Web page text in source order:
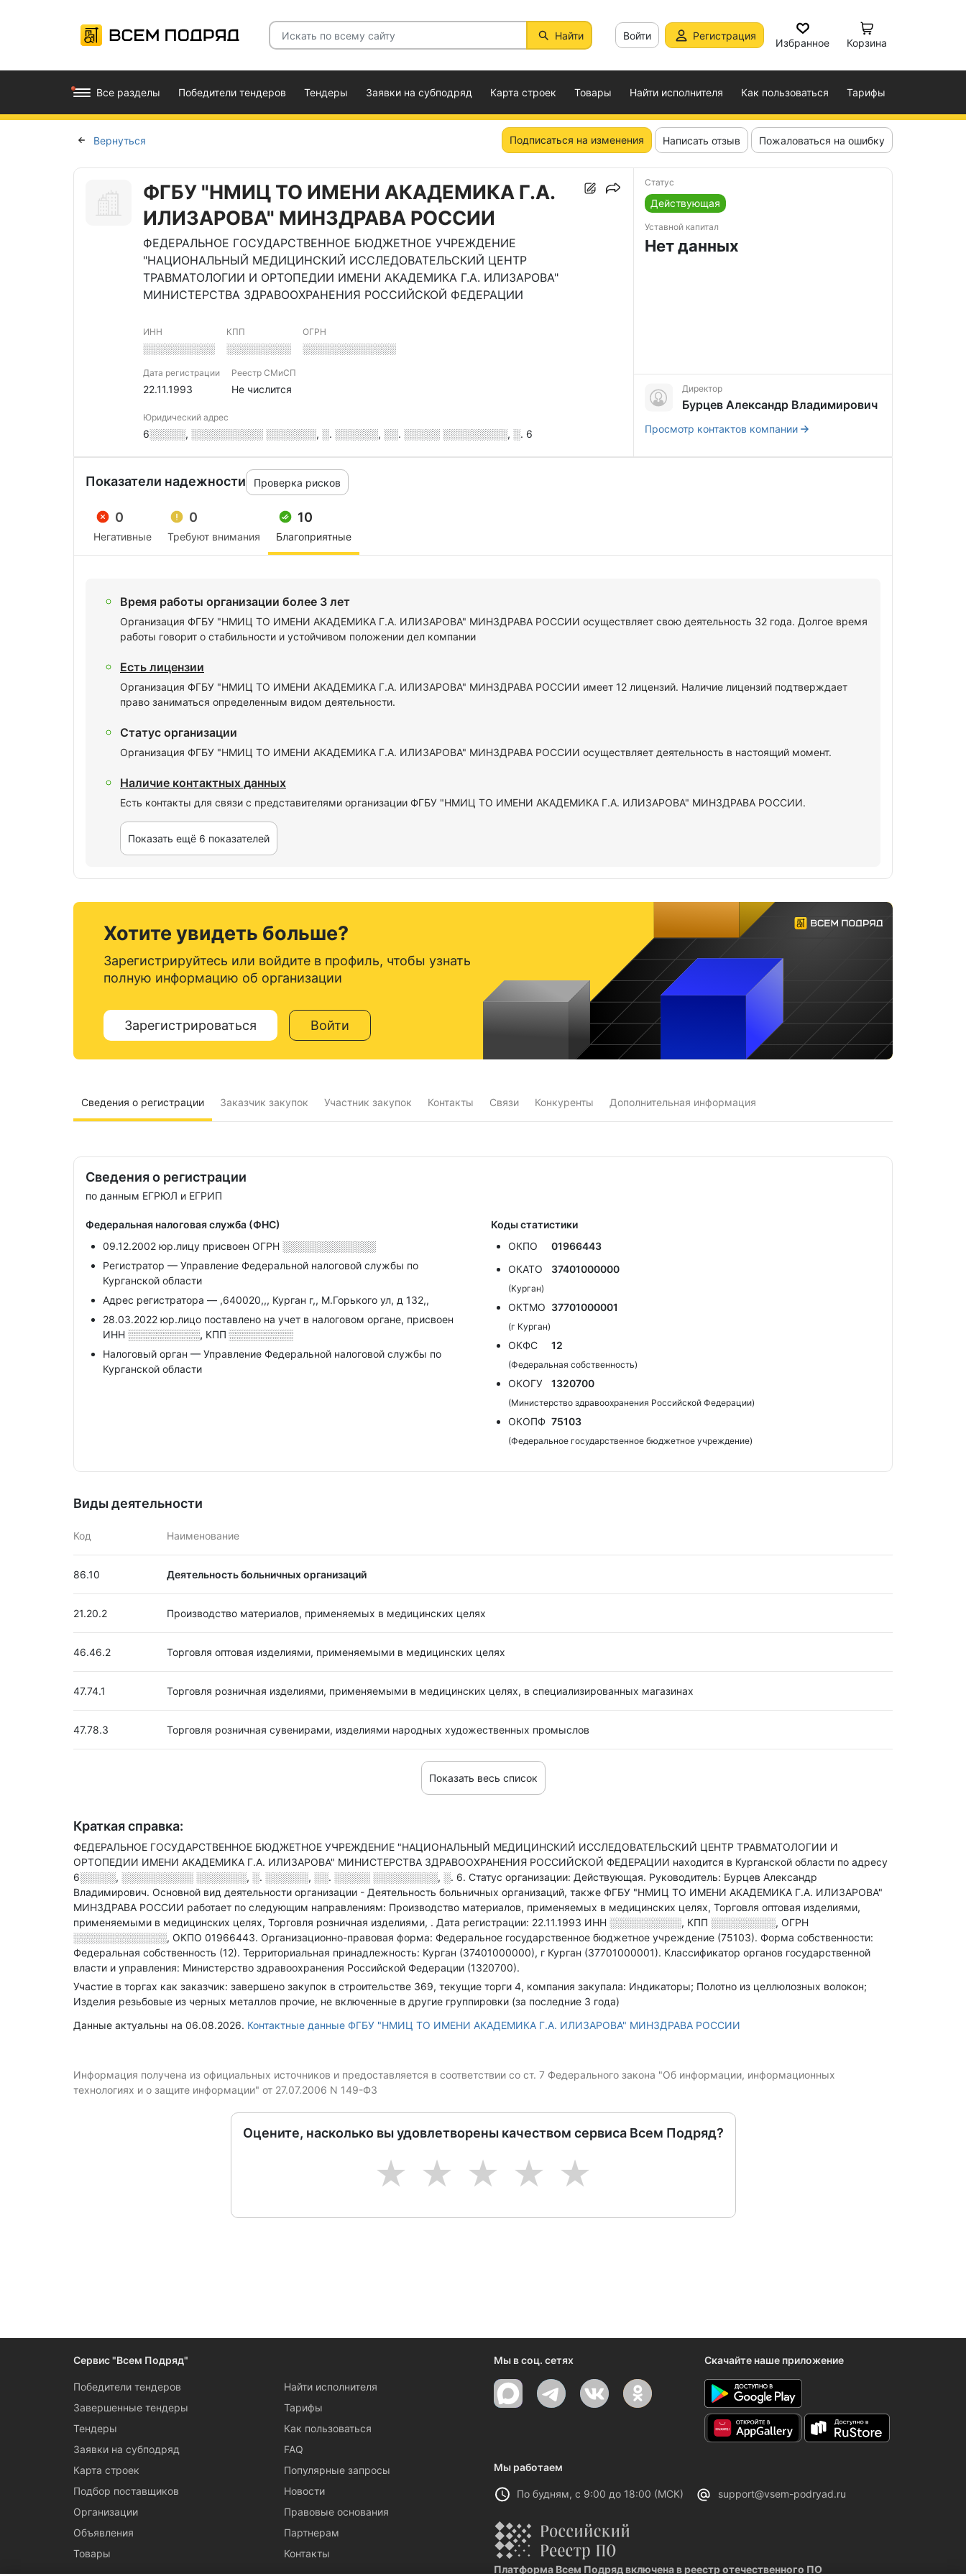
Найти Войти Регистрация
Избранное Корзина
Все разделы Победители тендеров Тендеры Заявки на субподряд Карта строек Товары Найти исполнителя Как пользоваться Тарифы
Вернуться Подписаться на изменения Написать отзыв Пожаловаться на ошибку
ФГБУ "НМИЦ ТО ИМЕНИ АКАДЕМИКА Г.А.
ИЛИЗАРОВА" МИНЗДРАВА РОССИИ
ФЕДЕРАЛЬНОЕ ГОСУДАРСТВЕННОЕ БЮДЖЕТНОЕ УЧРЕЖДЕНИЕ
"НАЦИОНАЛЬНЫЙ МЕДИЦИНСКИЙ ИССЛЕДОВАТЕЛЬСКИЙ ЦЕНТР
ТРАВМАТОЛОГИИ И ОРТОПЕДИИ ИМЕНИ АКАДЕМИКА Г.А. ИЛИЗАРОВА"
МИНИСТЕРСТВА ЗДРАВООХРАНЕНИЯ РОССИЙСКОЙ ФЕДЕРАЦИИ
ИНН
░░░░░░░░░░
КПП
░░░░░░░░░
ОГРН
░░░░░░░░░░░░░
Дата регистрации
22.11.1993
Реестр СМиСП
Не числится
Юридический адрес
6░░░░░, ░░░░░░░░░░ ░░░░░░░, ░. ░░░░░░, ░░. ░░░░░ ░░░░░░░░░, ░. 6
Статус
Действующая
Уставной капитал
Нет данных
Директор
Бурцев Александр Владимирович
Просмотр контактов компании
Показатели надежности Проверка рисков
0
Негативные
0
Требуют внимания
10
Благоприятные
Время работы организации более 3 лет
Организация ФГБУ "НМИЦ ТО ИМЕНИ АКАДЕМИКА Г.А. ИЛИЗАРОВА" МИНЗДРАВА РОССИИ осуществляет свою деятельность 32 года. Долгое время
работы говорит о стабильности и устойчивом положении дел компании
Есть лицензии
Организация ФГБУ "НМИЦ ТО ИМЕНИ АКАДЕМИКА Г.А. ИЛИЗАРОВА" МИНЗДРАВА РОССИИ имеет 12 лицензий. Наличие лицензий подтверждает
право заниматься определенным видом деятельности.
Статус организации
Организация ФГБУ "НМИЦ ТО ИМЕНИ АКАДЕМИКА Г.А. ИЛИЗАРОВА" МИНЗДРАВА РОССИИ осуществляет деятельность в настоящий момент.
Наличие контактных данных
Есть контакты для связи с представителями организации ФГБУ "НМИЦ ТО ИМЕНИ АКАДЕМИКА Г.А. ИЛИЗАРОВА" МИНЗДРАВА РОССИИ.
Показать ещё 6 показателей
Хотите увидеть больше?
Зарегистрируйтесь или войдите в профиль, чтобы узнать
полную информацию об организации
Зарегистрироваться Войти
Сведения о регистрации Заказчик закупок Участник закупок Контакты Связи Конкуренты Дополнительная информация
Сведения о регистрации
по данным ЕГРЮЛ и ЕГРИП
Федеральная налоговая служба (ФНС)
09.12.2002 юр.лицу присвоен ОГРН ░░░░░░░░░░░░░
Регистратор — Управление Федеральной налоговой службы по
Курганской области
Адрес регистратора — ,640020,,, Курган г,, М.Горького ул, д 132,,
28.03.2022 юр.лицо поставлено на учет в налоговом органе, присвоен
ИНН ░░░░░░░░░░, КПП ░░░░░░░░░
Налоговый орган — Управление Федеральной налоговой службы по
Курганской области
Коды статистики
ОКПО
01966443
ОКАТО
37401000000
(Курган)
ОКТМО 37701000001
(г Курган)
ОКФС 12
(Федеральная собственность)
ОКОГУ 1320700
(Министерство здравоохранения Российской Федерации)
ОКОПФ 75103
(Федеральное государственное бюджетное учреждение)
Виды деятельности
Код Наименование
86.10 Деятельность больничных организаций
21.20.2 Производство материалов, применяемых в медицинских целях
46.46.2 Торговля оптовая изделиями, применяемыми в медицинских целях
47.74.1 Торговля розничная изделиями, применяемыми в медицинских целях, в специализированных магазинах
47.78.3 Торговля розничная сувенирами, изделиями народных художественных промыслов
Показать весь список
Краткая справка:
ФЕДЕРАЛЬНОЕ ГОСУДАРСТВЕННОЕ БЮДЖЕТНОЕ УЧРЕЖДЕНИЕ "НАЦИОНАЛЬНЫЙ МЕДИЦИНСКИЙ ИССЛЕДОВАТЕЛЬСКИЙ ЦЕНТР ТРАВМАТОЛОГИИ И
ОРТОПЕДИИ ИМЕНИ АКАДЕМИКА Г.А. ИЛИЗАРОВА" МИНИСТЕРСТВА ЗДРАВООХРАНЕНИЯ РОССИЙСКОЙ ФЕДЕРАЦИИ находится в Курганской области по адресу
6░░░░░, ░░░░░░░░░░ ░░░░░░░, ░. ░░░░░░, ░░. ░░░░░ ░░░░░░░░░, ░. 6. Статус организации: Действующая. Руководитель: Бурцев Александр
Владимирович. Основной вид деятельности организации - Деятельность больничных организаций, также ФГБУ "НМИЦ ТО ИМЕНИ АКАДЕМИКА Г.А. ИЛИЗАРОВА"
МИНЗДРАВА РОССИИ работает по следующим направлениям: Производство материалов, применяемых в медицинских целях, Торговля оптовая изделиями,
применяемыми в медицинских целях, Торговля розничная изделиями, . Дата регистрации: 22.11.1993 ИНН ░░░░░░░░░░, КПП ░░░░░░░░░, ОГРН
░░░░░░░░░░░░░, ОКПО 01966443. Организационно-правовая форма: Федеральное государственное бюджетное учреждение (75103). Форма собственности:
Федеральная собственность (12). Территориальная принадлежность: Курган (37401000000), г Курган (37701000001). Классификатор органов государственной
власти и управления: Министерство здравоохранения Российской Федерации (1320700).
Участие в торгах как заказчик: завершено закупок в строительстве 369, текущие торги 4, компания закупала: Индикаторы; Полотно из целлюлозных волокон;
Изделия резьбовые из черных металлов прочие, не включенные в другие группировки (за последние 3 года)
Данные актуальны на 06.08.2026. Контактные данные ФГБУ "НМИЦ ТО ИМЕНИ АКАДЕМИКА Г.А. ИЛИЗАРОВА" МИНЗДРАВА РОССИИ
Информация получена из официальных источников и предоставляется в соответствии со ст. 7 Федерального закона "Об информации, информационных
технологиях и о защите информации" от 27.07.2006 N 149-ФЗ
Оцените, насколько вы удовлетворены качеством сервиса Всем Подряд?
5
4
3
2
1
Сервис "Всем Подряд"
Победители тендеров
Завершенные тендеры
Тендеры
Заявки на субподряд
Карта строек
Подбор поставщиков
Организации
Объявления
Товары
Найти исполнителя
Тарифы
Как пользоваться
FAQ
Популярные запросы
Новости
Правовые основания
Партнерам
Контакты
Мы в соц. сетях Скачайте наше приложение
Мы работаем
По будням, с 9:00 до 18:00 (МСК) support@vsem-podryad.ru
Платформа Всем Подряд включена в реестр отечественного ПО